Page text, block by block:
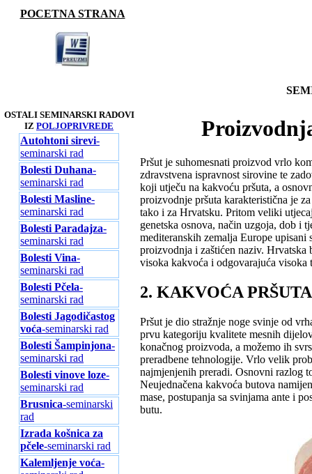
POCETNA STRANA
OSTALI SEMINARSKI RADOVI
IZ POLJOPRIVREDE
Autohtoni sirevi-
seminarski rad
Bolesti Duhana-
seminarski rad
Bolesti Masline-
seminarski rad
Bolesti Paradajza-
seminarski rad
Bolesti Vina-
seminarski rad
Bolesti Pčela-
seminarski rad
Bolesti Jagodičastog
voća-seminarski rad
Bolesti Šampinjona-
seminarski rad
Bolesti vinove loze-
seminarski rad
Brusnica-seminarski
rad
Izrada košnica za
pčele-seminarski rad
Kalemljenje voća-
Pršut je suhomesnati proizvod vrlo
zdravstvena ispravnost sirovine te
koji utječu na kakvoću pršuta, a
proizvodnje pršuta karakteristična je
tako i za Hrvatsku. Pritom veliki
genetska osnova, način uzgoja, dob i
mediteranskih zemalja Europe
proizvodnja i zaštićen naziv. Hrvatska
visoka kakvoća i odgovarajuća visoka
2. KAKVOĆA PRŠUTA
Pršut je dio stražnje noge svinje od
prvu kategoriju kvalitete mesnih
konačnog proizvoda, a možemo ih
preradbene tehnologije. Vrlo velik
najmjenjenih preradi. Osnovni razlog
Neujednačena kakvoća butova
mase, postupanja sa svinjama ante i
butu.